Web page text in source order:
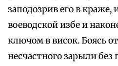
заподозрив его в краже,
воеводской избе и
ключом в висок. Боясь
несчастного зарыли без